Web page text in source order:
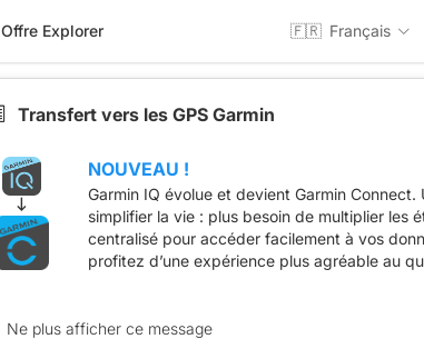
Offre Explorer 🇫🇷 Français
Transfert vers les GPS Garmin
NOUVEAU !
Garmin IQ évolue et devient Garmin
simplifier la vie : plus besoin de multiplier les
centralisé pour accéder facilement à vos
profitez d’une expérience plus agréable au
Ne plus afficher ce message